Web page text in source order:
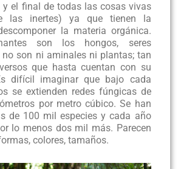
y el final de todas las cosas vivas
las inertes) ya que tienen la
la materia orgánica.
son los hongos, seres
no son ni aminales ni plantas; tan
que hasta cuentan con su
difícil imaginar que bajo cada
se extienden redes fúngicas de
por metro cúbico. Se han
de 100 mil especies y cada año
lo menos dos mil más. Parecen
colores, tamaños.